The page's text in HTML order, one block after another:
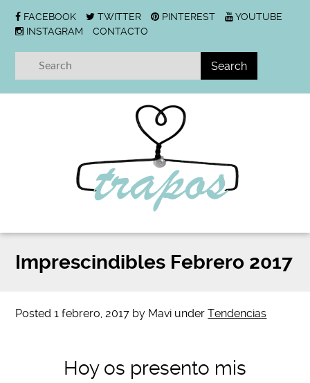
FACEBOOK TWITTER PINTEREST
YOUTUBE
INSTAGRAM
CONTACTO
Imprescindibles Febrero 2017
Posted1 febrero, 2017 by Mavi underTendencias
Hoy os presento mis